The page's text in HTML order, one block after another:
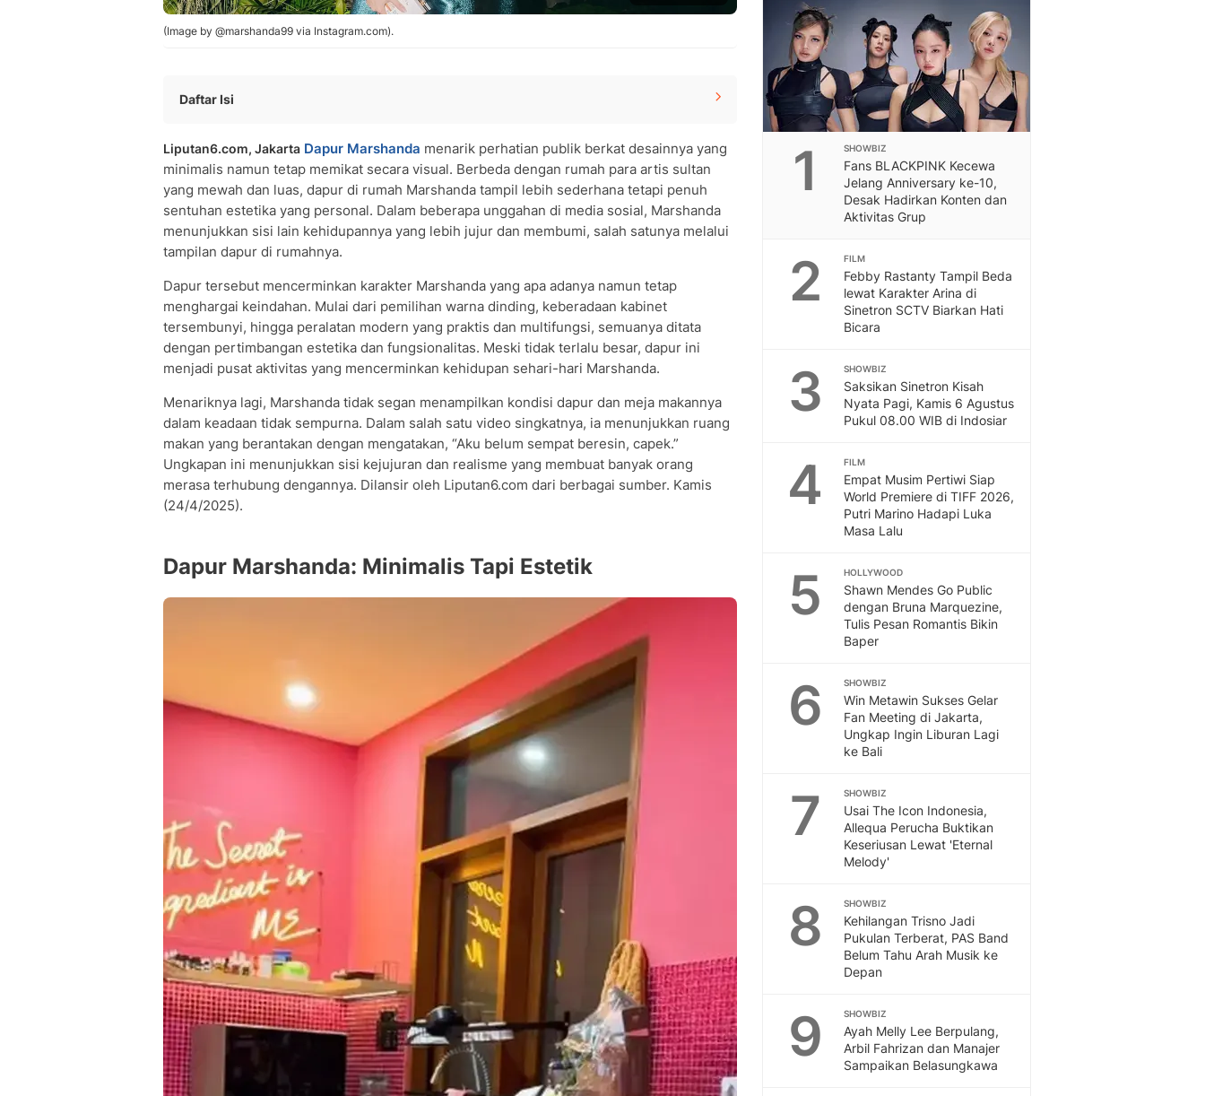
(Image by @marshanda99 via Instagram.com).
Daftar Isi
Dominasi Warna Pink yang Lembut dan Menenangkan
Kabinet Putih Multifungsi: Simpel dan Praktis
Meja Makan Besar Sebagai Pusat Aktivitas
Area Makan yang Realistis: Antara Estetika dan Kehidupan Sehari-hari
Estetika yang Membumi: Desain yang Tidak Mengintimidasi
Liputan6.com, Jakarta Dapur Marshanda menarik perhatian publik berkat desainnya yang
minimalis namun tetap memikat secara visual. Berbeda dengan rumah para artis sultan
yang mewah dan luas, dapur di rumah Marshanda tampil lebih sederhana tetapi penuh
sentuhan estetika yang personal. Dalam beberapa unggahan di media sosial, Marshanda
menunjukkan sisi lain kehidupannya yang lebih jujur dan membumi, salah satunya melalui
tampilan dapur di rumahnya.
Dapur tersebut mencerminkan karakter Marshanda yang apa adanya namun tetap
menghargai keindahan. Mulai dari pemilihan warna dinding, keberadaan kabinet
tersembunyi, hingga peralatan modern yang praktis dan multifungsi, semuanya ditata
dengan pertimbangan estetika dan fungsionalitas. Meski tidak terlalu besar, dapur ini
menjadi pusat aktivitas yang mencerminkan kehidupan sehari-hari Marshanda.
Menariknya lagi, Marshanda tidak segan menampilkan kondisi dapur dan meja makannya
dalam keadaan tidak sempurna. Dalam salah satu video singkatnya, ia menunjukkan ruang
makan yang berantakan dengan mengatakan, “Aku belum sempat beresin, capek.”
Ungkapan ini menunjukkan sisi kejujuran dan realisme yang membuat banyak orang
merasa terhubung dengannya. Dilansir oleh Liputan6.com dari berbagai sumber. Kamis
(24/4/2025).
Dapur Marshanda: Minimalis Tapi Estetik
1 SHOWBIZ
Fans BLACKPINK Kecewa
Jelang Anniversary ke-10,
Desak Hadirkan Konten dan
Aktivitas Grup
2 FILM
Febby Rastanty Tampil Beda
lewat Karakter Arina di
Sinetron SCTV Biarkan Hati
Bicara
3 SHOWBIZ
Saksikan Sinetron Kisah
Nyata Pagi, Kamis 6 Agustus
Pukul 08.00 WIB di Indosiar
4 FILM
Empat Musim Pertiwi Siap
World Premiere di TIFF 2026,
Putri Marino Hadapi Luka
Masa Lalu
5 HOLLYWOOD
Shawn Mendes Go Public
dengan Bruna Marquezine,
Tulis Pesan Romantis Bikin
Baper
6 SHOWBIZ
Win Metawin Sukses Gelar
Fan Meeting di Jakarta,
Ungkap Ingin Liburan Lagi
ke Bali
7 SHOWBIZ
Usai The Icon Indonesia,
Allequa Perucha Buktikan
Keseriusan Lewat 'Eternal
Melody'
8 SHOWBIZ
Kehilangan Trisno Jadi
Pukulan Terberat, PAS Band
Belum Tahu Arah Musik ke
Depan
9 SHOWBIZ
Ayah Melly Lee Berpulang,
Arbil Fahrizan dan Manajer
Sampaikan Belasungkawa